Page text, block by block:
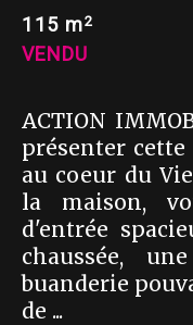
115 m2
VENDU
ACTION
présenter
au coeur du
la maison,
d'entrée
chaussée,
buanderie
de ...